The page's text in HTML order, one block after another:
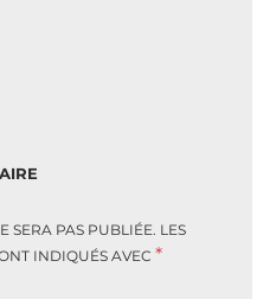
SERA PAS PUBLIÉE. LES
INDIQUÉS AVEC *